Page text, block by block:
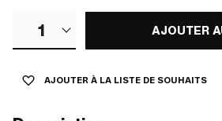
1 AJOUTER
AJOUTER À LA LISTE DE SOUHAITS